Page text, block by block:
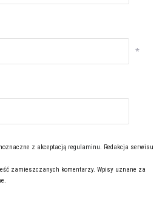
*
z akceptacją regulaminu. Redakcja serwisu
zamieszczanych komentarzy. Wpisy uznane za